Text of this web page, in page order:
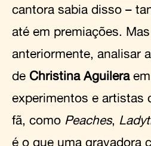
cantora sabia disso –
até em premiações.
anteriormente, analisar
de Christina Aguileraem
experimentos e artistas
fã, como Peaches,
é o que uma gravadora